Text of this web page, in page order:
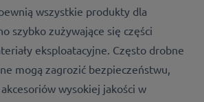
wszystkie produkty dla
szybko zużywające się części
eksploatacyjne. Często drobne
mogą zagrozić bezpieczeństwu,
wysokiej jakości w